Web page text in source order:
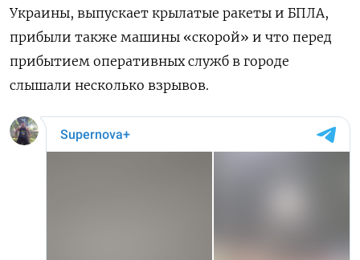
Украины, выпускает крылатые ракеты и БПЛА,
прибыли также машины «скорой» и что перед
прибытием оперативных служб в городе
слышали несколько взрывов.